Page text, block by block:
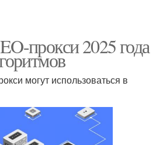
прокси 2025 года
могут использоваться в